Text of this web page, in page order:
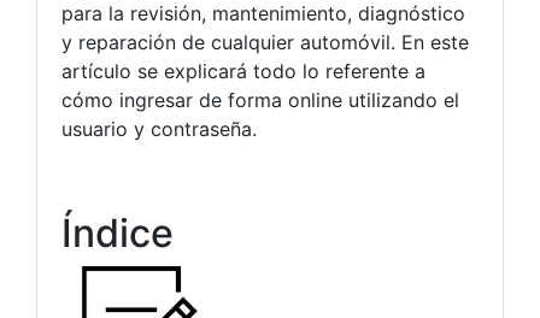
para la revisión, mantenimiento, diagnóstico
y reparación de cualquier automóvil. En este
artículo se explicará todo lo referente a
cómo ingresar de forma online utilizando el
usuario y contraseña.
Índice